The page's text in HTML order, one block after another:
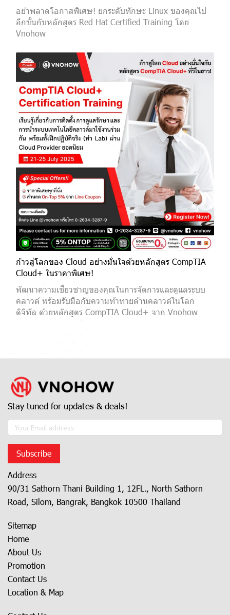
อย่าพลาดโอกาสพิเศษ! ยกระดับทักษะ Linux ของคุณไป
อีกขั้นกับหลักสูตร Red Hat Certified Training โดย
Vnohow
ก้าวสู่โลกของ Cloud อย่างมั่นใจด้วยหลักสูตร CompTIA
Cloud+ ในราคาพิเศษ!
พัฒนาความเชี่ยวชาญของคุณในการจัดการและดูแลระบบ
คลาวด์ พร้อมรับมือกับความท้าทายด้านคลาวด์ในโลก
ดิจิทัล ด้วยหลักสูตร CompTIA Cloud+ จาก Vnohow
Stay tuned for updates & deals!
Subscribe
Address
90/31 Sathorn Thani Building 1, 12FL., North Sathorn
Road, Silom, Bangrak, Bangkok 10500 Thailand
Sitemap
Home
About Us
Promotion
Contact Us
Location & Map